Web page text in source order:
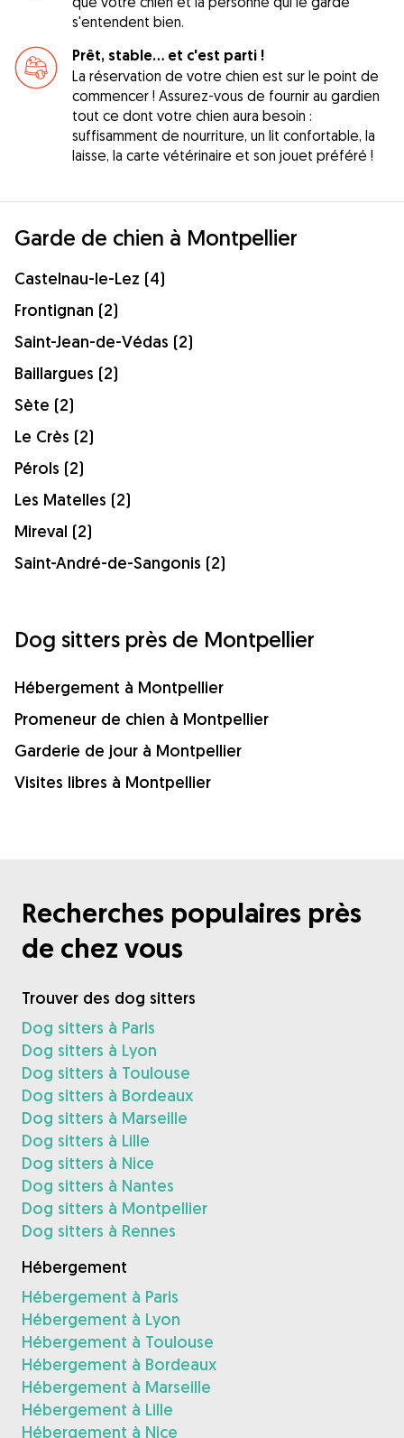
s'entendent bien.
Prêt, stable... et c'est parti !
La réservation de votre chien est sur le point de
commencer ! Assurez-vous de fournir au gardien
tout ce dont votre chien aura besoin :
suffisamment de nourriture, un lit confortable, la
laisse, la carte vétérinaire et son jouet préféré !
Garde de chien à Montpellier
Castelnau-le-Lez (4)
Frontignan (2)
Saint-Jean-de-Védas (2)
Baillargues (2)
Sète (2)
Le Crès (2)
Pérols (2)
Les Matelles (2)
Mireval (2)
Saint-André-de-Sangonis (2)
Dog sitters près de Montpellier
Hébergement à Montpellier
Promeneur de chien à Montpellier
Garderie de jour à Montpellier
Visites libres à Montpellier
Recherches populaires près
de chez vous
Trouver des dog sitters
Dog sitters à Paris
Dog sitters à Lyon
Dog sitters à Toulouse
Dog sitters à Bordeaux
Dog sitters à Marseille
Dog sitters à Lille
Dog sitters à Nice
Dog sitters à Nantes
Dog sitters à Montpellier
Dog sitters à Rennes
Hébergement
Hébergement à Paris
Hébergement à Lyon
Hébergement à Toulouse
Hébergement à Bordeaux
Hébergement à Marseille
Hébergement à Lille
Hébergement à Nice